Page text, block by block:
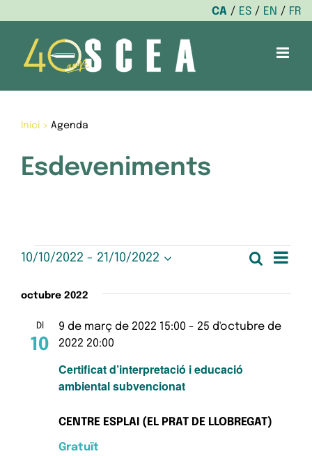
CA ES EN
FR
content
Inici> Agenda
Esdeveniments
Esdeveniments
i
Cerca
Llista
10/10/2022 - 21/10/2022
data.
octubre 2022
Dl
10
Certificat d’interpretació i educació
ambiental subvencionat
9 de març de 2022 15:00 - 25 d'octubre de
2022 20:00
CENTRE ESPLAI (EL PRAT DE LLOBREGAT)
Gratuït